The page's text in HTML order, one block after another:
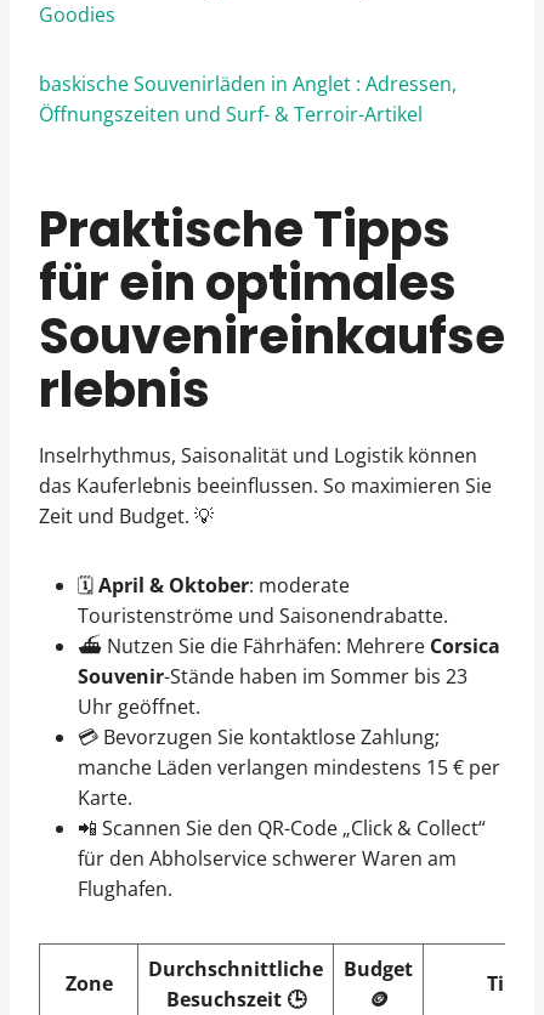
Goodies
baskische Souvenirläden in Anglet : Adressen,
Öffnungszeiten und Surf- & Terroir-Artikel
Praktische Tipps
für ein optimales
Souvenireinkaufse
rlebnis
Inselrhythmus, Saisonalität und Logistik können
das Kauferlebnis beeinflussen. So maximieren Sie
Zeit und Budget. 💡
🗓️April & Oktober: moderate
Touristenströme und Saisonendrabatte.
⛴️ Nutzen Sie die Fährhäfen: Mehrere Corsica
Souvenir-Stände haben im Sommer bis 23
Uhr geöffnet.
💳 Bevorzugen Sie kontaktlose Zahlung;
manche Läden verlangen mindestens 15 € per
Karte.
📲 Scannen Sie den QR-Code „Click & Collect“
für den Abholservice schwerer Waren am
Flughafen.
Zone
Durchschnittliche
Besuchszeit 🕒
Budget
🪙
Tipp